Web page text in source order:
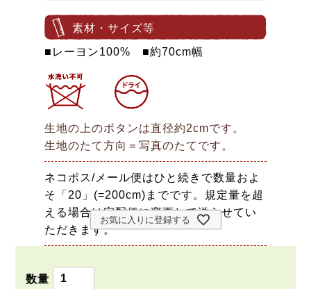
素材・サイズ等
■レーヨン100% ■約70cm幅
生地の上のボタンは直径約2cmです。
生地のたて方向＝写真のたてです。
ネコポス/メール便はひと続きで数量およ
そ「20」(=200cm)までです。規定量を超
える場合は宅配便に変更して送らせてい
ただきます。
お気に入りに登録する